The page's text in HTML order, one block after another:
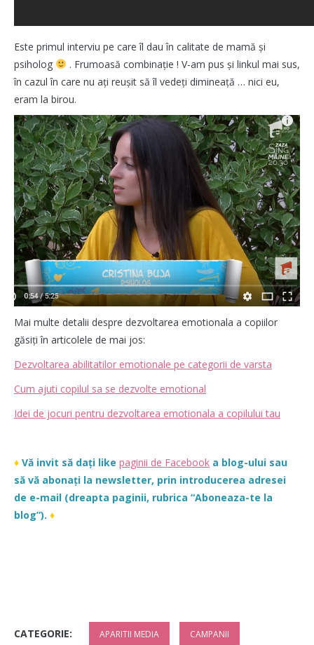
Este primul interviu pe care îl dau în calitate de mamă și
psiholog
. Frumoasă combinație ! V-am pus și linkul mai sus,
în cazul în care nu ați reușit să îl vedeți dimineață … nici eu,
eram la birou.
Mai multe detalii despre dezvoltarea emotionala a copiilor
găsiți în articolele de mai jos:
Dezvoltarea abilitatilor emotionale pe categorii de varsta
Cum ajuti copilul sa se dezvolte emotional
Idei de jocuri pentru dezvoltarea emotionala a copilului tau
♦ Vă invit să dați like paginii de Facebook a blog-ului sau
să vă abonați la newsletter, prin introducerea adresei
de e-mail (dreapta paginii, rubrica “Aboneaza-te la
blog”). ♦
CATEGORIE: APARITII MEDIA CAMPANII